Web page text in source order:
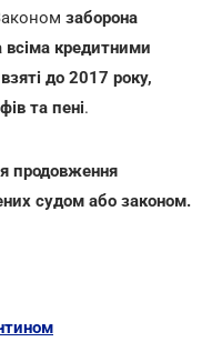
заборона
всіма кредитними
до 2017 року,
та пені.
продовження
судом або законом.